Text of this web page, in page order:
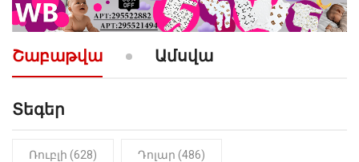
ՔԱՂԱՔԱԿԱՆ 10:52
«Լեզվիդ տալու փոխարեն
արտաբերիր այս երկու
նախադասությունը»․ Իշխան
Նիկոլ Փաշինյան
Շաբաթվա Ամսվա
Տեգեր
Ռուբլի (628) Դոլար (486)